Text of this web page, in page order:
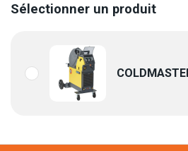
Sélectionner un produit